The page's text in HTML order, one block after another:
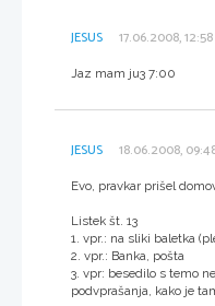
JESUS 17.06.2008, 12:58
Jaz mam ju3 7:00
JESUS 18.06.2008,
Evo, pravkar prišel
Listek št. 13
1. vpr.: na sliki baletka
2. vpr.: Banka, pošta
3. vpr: besedilo s temo
podvprašanja, kako je